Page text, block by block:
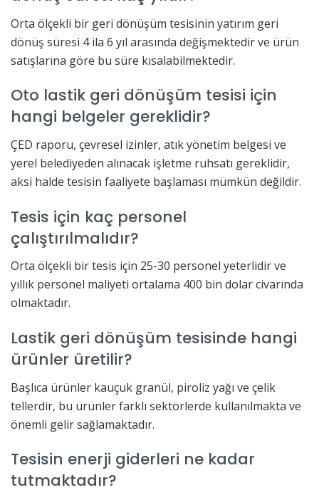
Orta ölçekli bir geri dönüşüm tesisinin yatırım geri
dönüş süresi 4 ila 6 yıl arasında değişmektedir ve ürün
satışlarına göre bu süre kısalabilmektedir.
Oto lastik geri dönüşüm tesisi için
hangi belgeler gereklidir?
ÇED raporu, çevresel izinler, atık yönetim belgesi ve
yerel belediyeden alınacak işletme ruhsatı gereklidir,
aksi halde tesisin faaliyete başlaması mümkün değildir.
Tesis için kaç personel
çalıştırılmalıdır?
Orta ölçekli bir tesis için 25-30 personel yeterlidir ve
yıllık personel maliyeti ortalama 400 bin dolar civarında
olmaktadır.
Lastik geri dönüşüm tesisinde hangi
ürünler üretilir?
Başlıca ürünler kauçuk granül, piroliz yağı ve çelik
tellerdir, bu ürünler farklı sektörlerde kullanılmakta ve
önemli gelir sağlamaktadır.
Tesisin enerji giderleri ne kadar
tutmaktadır?